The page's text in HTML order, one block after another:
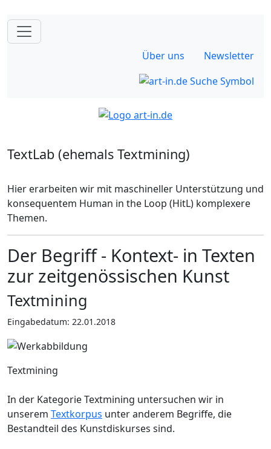
Über uns Newsletter
TextLab (ehemals Textmining)
Hier erarbeiten wir mit maschineller Unterstützung und
konsequentem Human in the Loop (HitL) komplexere
Themen.
Der Begriff - Kontext- in Texten
zur zeitgenössischen Kunst
Textmining
Eingabedatum: 22.01.2018
Textmining
In der Kategorie Textmining untersuchen wir in
unserem Textkorpus unter anderem Begriffe, die
Bestandteil des Kunstdiskurses sind.